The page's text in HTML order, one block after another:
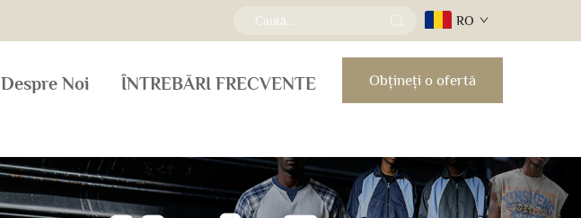
RO
Despre Noi ÎNTREBĂRI FRECVENTE Obțineți o ofertă